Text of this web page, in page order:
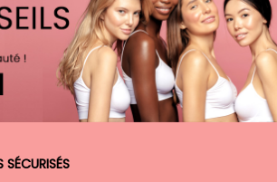
SÉCURISÉS